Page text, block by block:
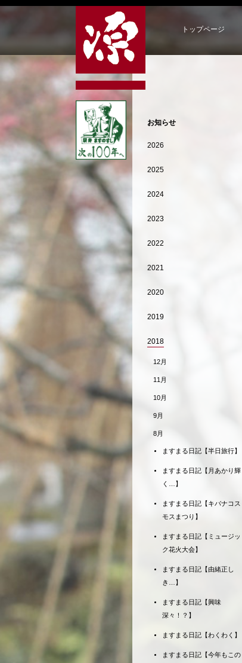
トップページ
お知らせ
2026
2025
2024
2023
2022
2021
2020
2019
2018
12月
11月
10月
9月
8月
ますまる日記【半日旅行】
ますまる日記【月あかり輝
く…】
ますまる日記【キバナコス
モスまつり】
ますまる日記【ミュージッ
ク花火大会】
ますまる日記【由緒正し
き…】
ますまる日記【興味
深々！？】
ますまる日記【わくわく】
ますまる日記【今年もこの